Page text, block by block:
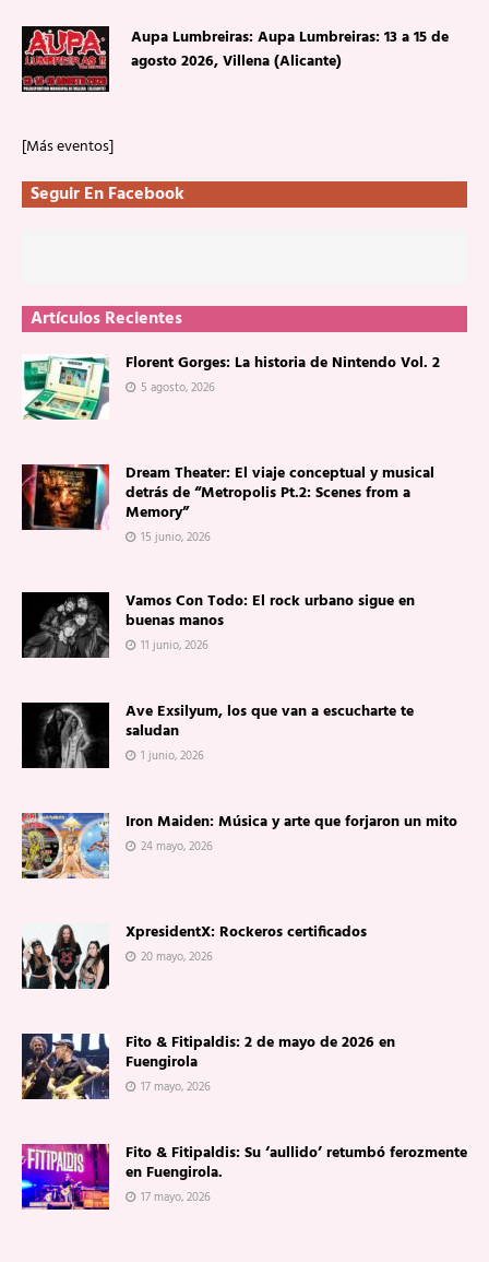
Aupa Lumbreiras: Aupa Lumbreiras: 13 a 15 de
agosto 2026, Villena (Alicante)
[Más eventos]
Seguir En Facebook
Artículos Recientes
Florent Gorges: La historia de Nintendo Vol. 2
5 agosto, 2026
Dream Theater: El viaje conceptual y musical
detrás de “Metropolis Pt.2: Scenes from a
Memory”
15 junio, 2026
Vamos Con Todo: El rock urbano sigue en
buenas manos
11 junio, 2026
Ave Exsilyum, los que van a escucharte te
saludan
1 junio, 2026
Iron Maiden: Música y arte que forjaron un mito
24 mayo, 2026
XpresidentX: Rockeros certificados
20 mayo, 2026
Fito & Fitipaldis: 2 de mayo de 2026 en
Fuengirola
17 mayo, 2026
Fito & Fitipaldis: Su ‘aullido’ retumbó ferozmente
en Fuengirola.
17 mayo, 2026